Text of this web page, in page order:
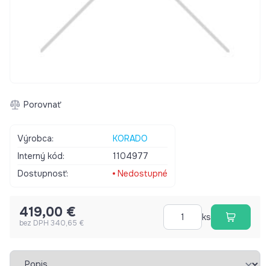
Porovnať
Výrobca:
KORADO
Interný kód:
1104977
Dostupnosť:
Nedostupné
419,00 €
bez DPH 340,65 €
ks
Vybrať záložku